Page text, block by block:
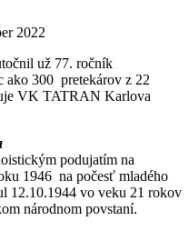
2022
už 77. ročník
ako 300 pretekárov z 22
VK TATRAN Karlova
podujatím na
1946 na počesť mladého
12.10.1944 vo veku 21 rokov
národnom povstaní.